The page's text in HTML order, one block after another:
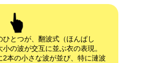
とつが、翻波式（ほんぱし
の波が交互に並ぶ衣の表現。
2本の小さな波が並び、特に漣波